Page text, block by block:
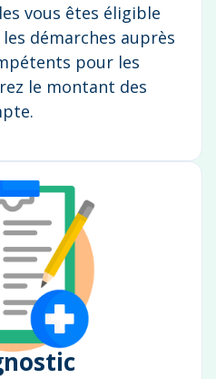
vous êtes éligible
démarches auprès
pour les
le montant des